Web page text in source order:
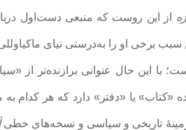
از این ‌روست که منبعی دست‌اول
برخی او را به‌درستی نیای ماکیاوللی
با این حال عنوانی برازنده‌تر از
«کتاب» یا «دفتر» دارد که هر کدام
تاریخی و سیاسی و نسخه‌های خطی